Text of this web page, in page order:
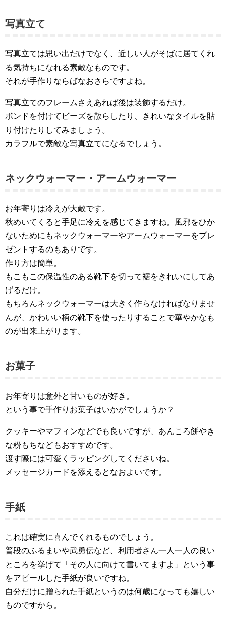
写真立て
写真立ては思い出だけでなく、近しい人がそばに居てくれ
る気持ちになれる素敵なものです。
それが手作りならばなおさらですよね。
写真立てのフレームさえあれば後は装飾するだけ。
ボンドを付けてビーズを散らしたり、きれいなタイルを貼
り付けたりしてみましょう。
カラフルで素敵な写真立てになるでしょう。
ネックウォーマー・アームウォーマー
お年寄りは冷えが大敵です。
秋めいてくると手足に冷えを感じてきますね。風邪をひか
ないためにもネックウォーマーやアームウォーマーをプレ
ゼントするのもありです。
作り方は簡単。
もこもこの保温性のある靴下を切って裾をきれいにしてあ
げるだけ。
もちろんネックウォーマーは大きく作らなければなりませ
んが、かわいい柄の靴下を使ったりすることで華やかなも
のが出来上がります。
お菓子
お年寄りは意外と甘いものが好き。
という事で手作りお菓子はいかがでしょうか？
クッキーやマフィンなどでも良いですが、あんころ餅やき
な粉もちなどもおすすめです。
渡す際には可愛くラッピングしてくださいね。
メッセージカードを添えるとなおよいです。
手紙
これは確実に喜んでくれるものでしょう。
普段のふるまいや武勇伝など、利用者さん一人一人の良い
ところを挙げて「その人に向けて書いてますよ」という事
をアピールした手紙が良いですね。
自分だけに贈られた手紙というのは何歳になっても嬉しい
ものですから。